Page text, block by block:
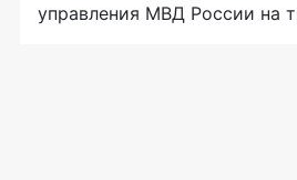
управления МВД России на